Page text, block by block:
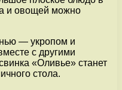
и овощей можно
— укропом и
с другими
«Оливье» станет
стола.